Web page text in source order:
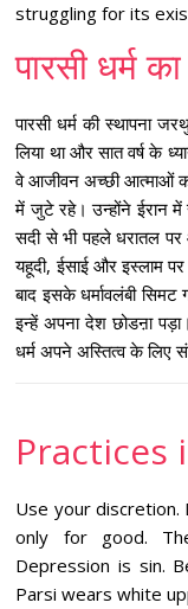
struggling for its
पारसी धर्म
पारसी धर्म की स्थापना
लिया था और सात वर्ष के
वे आजीवन अच्छी आत्माओं
में जुटे रहे। उन्होंने ईरान में
सदी से भी पहले धरातल पर
यहूदी, ईसाई और इस्लाम
बाद इसके धर्मावलंबी
इन्हें अपना देश छोडऩा
धर्म अपने अस्तित्व के लिए
Practices
Use your discretion.
only for good.
Depression is sin.
Parsi wears white